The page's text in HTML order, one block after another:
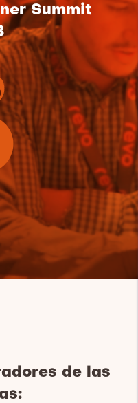
Summit
de las